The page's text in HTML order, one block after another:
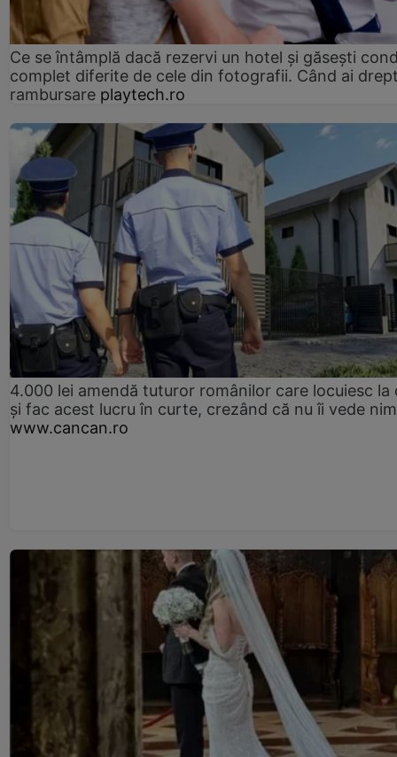
Ce se întâmplă dacă rezervi un hotel și găsești
complet diferite de cele din fotografii. Când ai
rambursare playtech.ro
4.000 lei amendă tuturor românilor care locuiesc la
și fac acest lucru în curte, crezând că nu îi vede
www.cancan.ro